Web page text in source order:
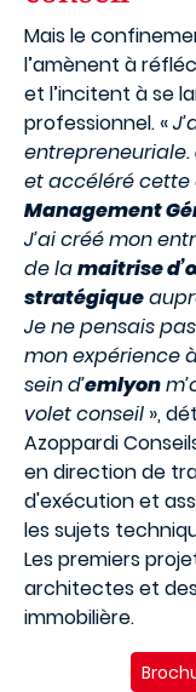
Mais le
l’amènent à
et l’incitent à se
professionnel. «
entrepreneuriale.
et accéléré cette
Management
J’ai créé mon
de lamaitrise
stratégique
Je ne pensais
mon expérience
sein d’emlyon
volet conseil »,
Azoppardi
en direction de
d'exécution et
les sujets
Les premiers
architectes et
immobilière.